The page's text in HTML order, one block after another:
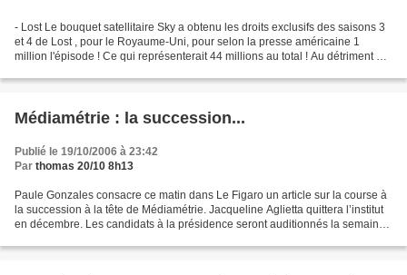
- Lost Le bouquet satellitaire Sky a obtenu les droits exclusifs des saisons 3
et 4 de Lost , pour le Royaume-Uni, pour selon la presse américaine 1
million l'épisode ! Ce qui représenterait 44 millions au total ! Au détriment de
Médiamétrie : la succession...
Publié le 19/10/2006 à 23:42
Par thomas 20/10 8h13
Paule Gonzales consacre ce matin dans Le Figaro un article sur la course à
la succession à la tête de Médiamétrie. Jacqueline Aglietta quittera l’institut
en décembre. Les candidats à la présidence seront auditionnés la semaine